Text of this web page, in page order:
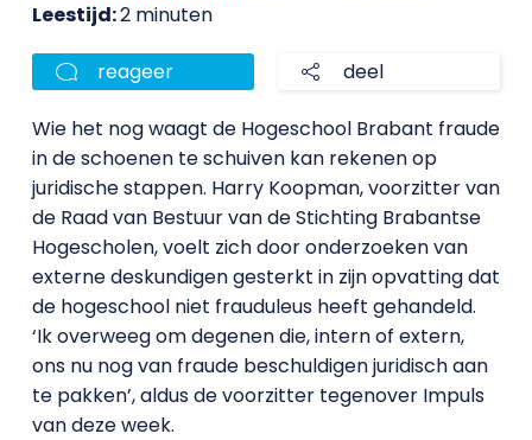
Leestijd:2 minuten
reageer deel
Wie het nog waagt de Hogeschool Brabant fraude
in de schoenen te schuiven kan rekenen op
juridische stappen. Harry Koopman, voorzitter van
de Raad van Bestuur van de Stichting Brabantse
Hogescholen, voelt zich door onderzoeken van
externe deskundigen gesterkt in zijn opvatting dat
de hogeschool niet frauduleus heeft gehandeld.
‘Ik overweeg om degenen die, intern of extern,
ons nu nog van fraude beschuldigen juridisch aan
te pakken’, aldus de voorzitter tegenover Impuls
van deze week.